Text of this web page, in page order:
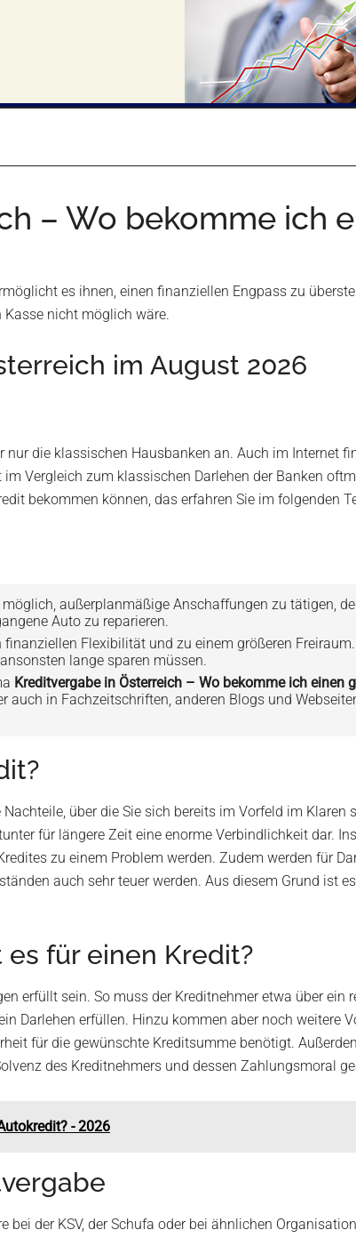
– Wo bekomme ich
es ihnen, einen finanziellen Engpass zu
nicht möglich wäre.
im August 2026
die klassischen Hausbanken an. Auch im Internet
Vergleich zum klassischen Darlehen der Banken
bekommen können, das erfahren Sie im folgenden
außerplanmäßige Anschaffungen zu tätigen,
Auto zu reparieren.
Flexibilität und zu einem größeren
lange sparen müssen.
Kreditvergabe in Österreich – Wo bekomme ich einen
auch in Fachzeitschriften, anderen Blogs und
über die Sie sich bereits im Vorfeld im Klaren
für längere Zeit eine enorme Verbindlichkeit dar.
zu einem Problem werden. Zudem werden für
auch sehr teuer werden. Aus diesem Grund ist
für einen Kredit?
erfüllt sein. So muss der Kreditnehmer etwa über ein
Darlehen erfüllen. Hinzu kommen aber noch weitere
für die gewünschte Kreditsumme benötigt.
des Kreditnehmers und dessen Zahlungsmoral
- 2026
bei der KSV, der Schufa oder bei ähnlichen